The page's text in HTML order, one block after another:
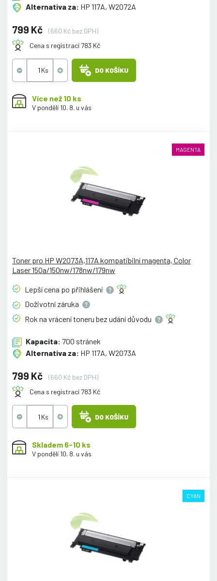
Alternativa za: HP 117A, W2072A
799 Kč
(660 Kč bez DPH)
Cena s registrací 783 Kč
DO KOŠÍKU
Více než 10 ks
V pondělí 10. 8. u vás
MAGENTA
Toner pro HP W2073A,117A kompatibilní magenta, Color
Laser 150a/150nw/178nw/179nw
Lepší cena po přihlášení
Doživotní záruka
Rok na vrácení toneru bez udánídůvodu
Kapacita: 700 stránek
Alternativa za: HP 117A, W2073A
799 Kč
(660 Kč bez DPH)
Cena s registrací 783 Kč
DO KOŠÍKU
Skladem 6-10 ks
V pondělí 10. 8. u vás
CYAN